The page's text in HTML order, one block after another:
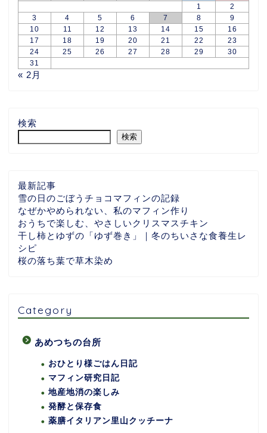
1
2
3
4 5 6 7 8
9
10
11 12 13 14 15
16
17
18 19 20 21 22
23
24
25 26 27 28 29
30
31
« 2月
検索
検索
最新記事
雪の日のごぼうチョコマフィンの記録
なぜかやめられない、私のマフィン作り
おうちで楽しむ、やさしいクリスマスチキン
干し柿とゆずの「ゆず巻き」｜冬のちいさな食養生レ
シピ
桜の落ち葉で草木染め
Category
あめつちの台所
おひとり様ごはん日記
マフィン研究日記
地産地消の楽しみ
発酵と保存食
薬膳イタリアン里山クッチーナ